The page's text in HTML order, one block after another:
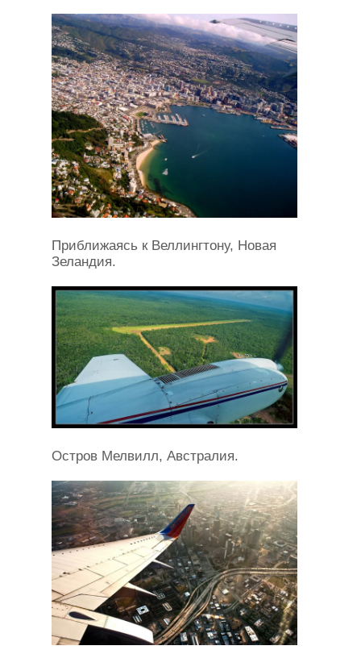
Приближаясь к Веллингтону, Новая
Зеландия.
Остров Мелвилл, Австралия.